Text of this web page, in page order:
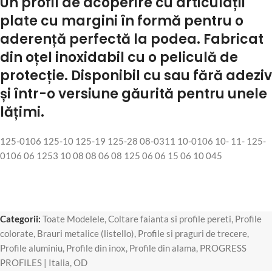
plate cu margini în formă pentru o
aderență perfectă la podea. Fabricat
din oțel inoxidabil cu o peliculă de
protecție. Disponibil cu sau fără adeziv
și într-o versiune găurită pentru unele
lățimi.
125-0106 125-10 125-19 125-28 08-0311 10-0106 10- 11- 125-
0106 06 1253 10 08 08 06 08 125 06 06 15 06 10 045
Categorii: Toate Modelele,Coltare faianta si profile pereti, Profile
colorate, Brauri metalice (listello), Profile si praguri de trecere,
Profile aluminiu, Profile din inox, Profile din alama, PROGRESS
PROFILES | Italia,OD